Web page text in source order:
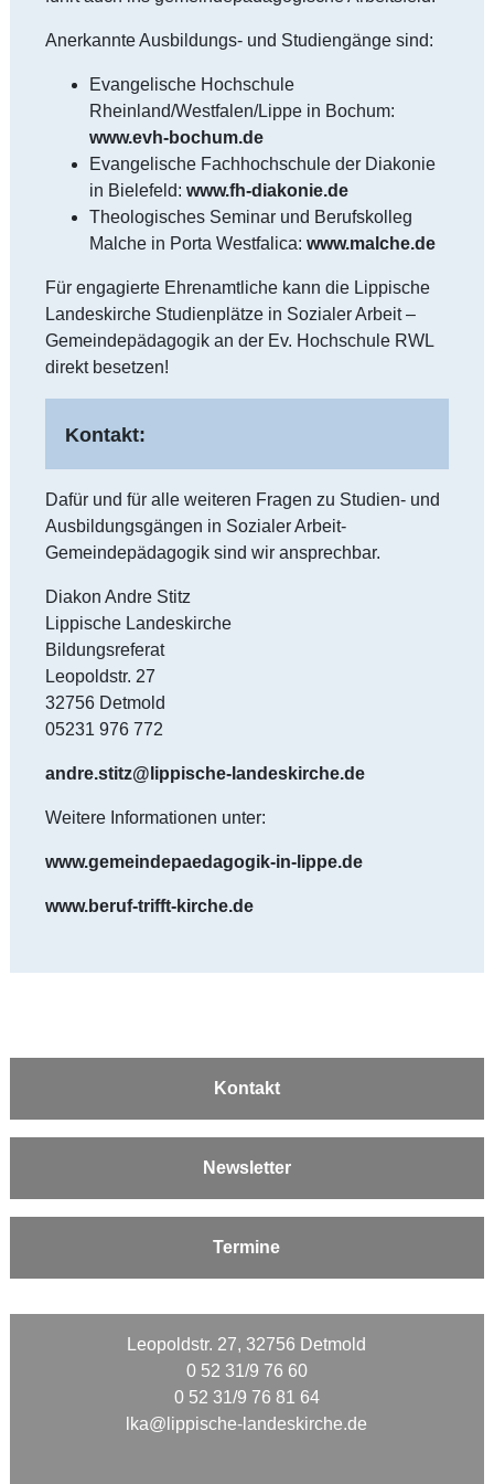
Anerkannte Ausbildungs- und Studiengänge sind:
Evangelische Hochschule
Rheinland/Westfalen/Lippe in Bochum:
www.evh-bochum.de
Evangelische Fachhochschule der Diakonie
in Bielefeld: www.fh-diakonie.de
Theologisches Seminar und Berufskolleg
Malche in Porta Westfalica: www.malche.de
Für engagierte Ehrenamtliche kann die Lippische
Landeskirche Studienplätze in Sozialer Arbeit –
Gemeindepädagogik an der Ev. Hochschule RWL
direkt besetzen!
Kontakt:
Dafür und für alle weiteren Fragen zu Studien- und
Ausbildungsgängen in Sozialer Arbeit-
Gemeindepädagogik sind wir ansprechbar.
Diakon Andre Stitz
Lippische Landeskirche
Bildungsreferat
Leopoldstr. 27
32756 Detmold
05231 976 772
andre.stitz@lippische-landeskirche.de
Weitere Informationen unter:
www.gemeindepaedagogik-in-lippe.de
www.beruf-trifft-kirche.de
Kontakt
Newsletter
Termine
Leopoldstr. 27, 32756 Detmold
0 52 31/9 76 60
0 52 31/9 76 81 64
lka@lippische-landeskirche.de